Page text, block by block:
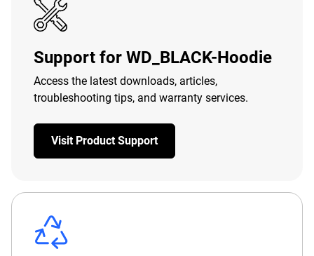
Support for WD_BLACK-Hoodie
Access the latest downloads, articles,
troubleshooting tips, and warranty services.
Visit Product Support